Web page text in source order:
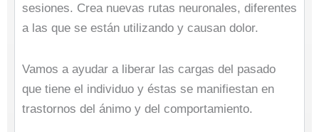
sesiones. Crea nuevas rutas neuronales, diferentes
a las que se están utilizando y causan dolor.
Vamos a ayudar a liberar las cargas del pasado
que tiene el individuo y éstas se manifiestan en
trastornos del ánimo y del comportamiento.